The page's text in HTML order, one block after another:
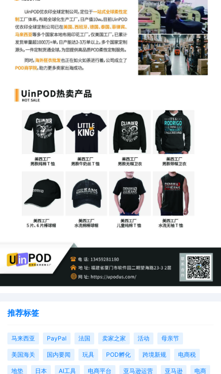
推荐标签
马来西亚 PayPal 法国 卖家之家 活动 母亲节
美国海关 国内要闻 玩具 POD孵化 跨境新规 电商税
地垫 日本 AI工具 电商平台 亚马逊运营 亚马逊 电商